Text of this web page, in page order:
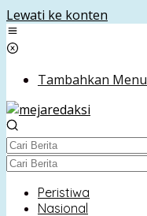
Lewati ke konten
Tambahkan Menu
Peristiwa
Nasional